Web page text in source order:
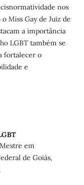
nos
Miss Gay de Juiz de
a importância
LGBT também se
fortalecer o
e
em
de Goiás,